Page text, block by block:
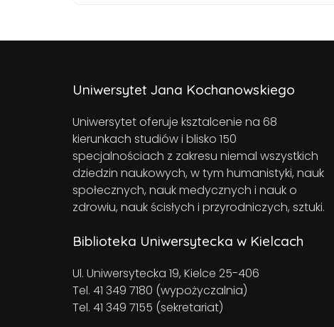
Uniwersytet Jana Kochanowskiego
Uniwersytet oferuje ksztalcenie na 68
kierunkach studiów i blisko 150
specjalnościach z zakresu niemal wszystkich
dziedzin naukowych, w tym humanistyki, nauk
społecznych, nauk medycznych i nauk o
zdrowiu, nauk ścisłych i przyrodniczych, sztuki.
Biblioteka Uniwersytecka w Kielcach
Ul. Uniwersytecka 19, Kielce 25-406
Tel. 41 349 7180 (wypożyczalnia)
Tel. 41 349 7155 (sekretariat)